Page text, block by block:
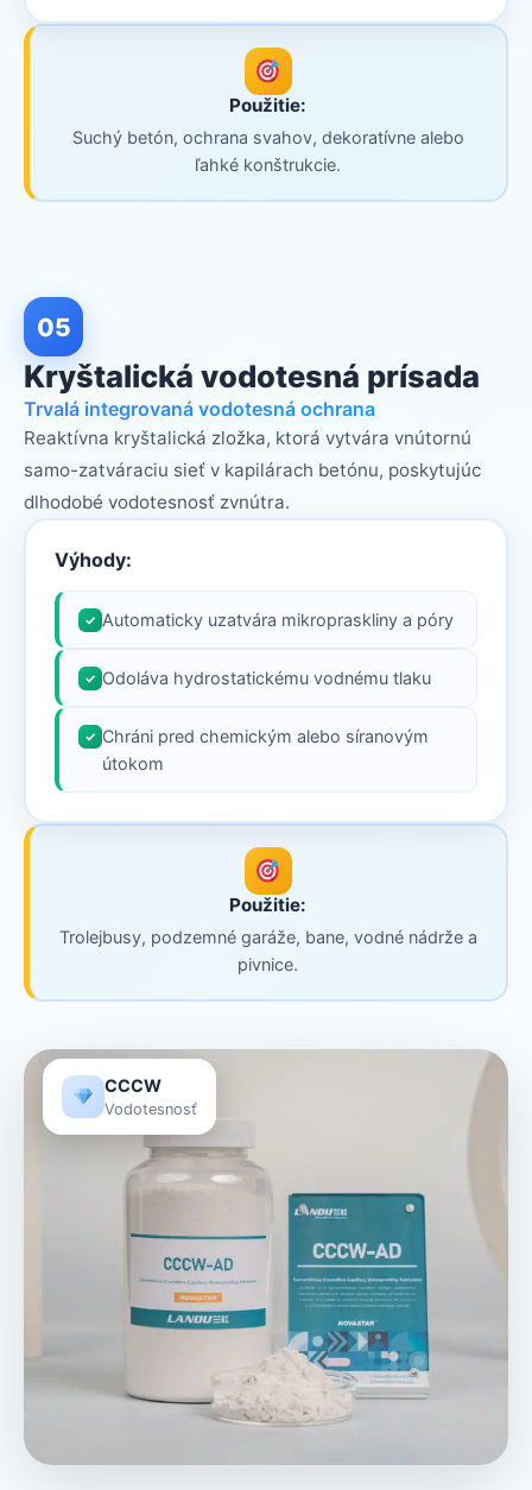
Použitie:
Suchý betón, ochrana svahov, dekoratívne alebo
ľahké konštrukcie.
05
Kryštalická vodotesná prísada
Trvalá integrovaná vodotesná ochrana
Reaktívna kryštalická zložka, ktorá vytvára vnútornú
samo-zatváraciu sieť v kapilárach betónu, poskytujúc
dlhodobé vodotesnosť zvnútra.
Výhody:
✓ Automaticky uzatvára mikropraskliny a póry
✓ Odoláva hydrostatickému vodnému tlaku
✓ Chráni pred chemickým alebo síranovým
útokom
Použitie:
Trolejbusy, podzemné garáže, bane, vodné nádrže a
pivnice.
CCCW
Vodotesnosť